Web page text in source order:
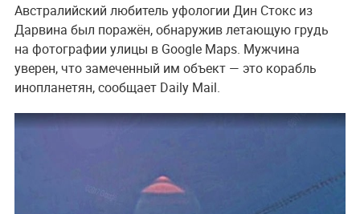
Австралийский любитель уфологии Дин Стокс из
Дарвина был поражён, обнаружив летающую грудь
на фотографии улицы в Google Maps. Мужчина
уверен, что замеченный им объект — это корабль
инопланетян, сообщает Daily Mail.